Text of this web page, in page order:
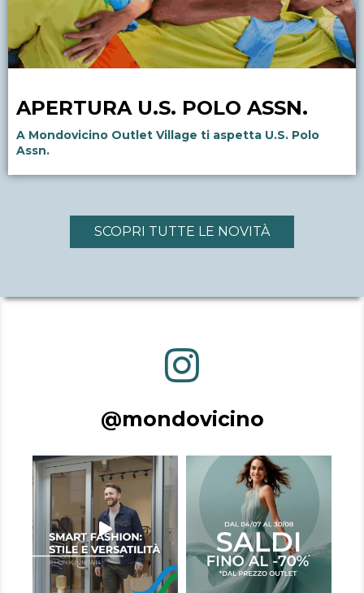
APERTURA U.S. POLO ASSN.
A Mondovicino Outlet Village ti aspetta U.S. Polo
Assn.
SCOPRI TUTTE LE NOVITÀ
@mondovicino